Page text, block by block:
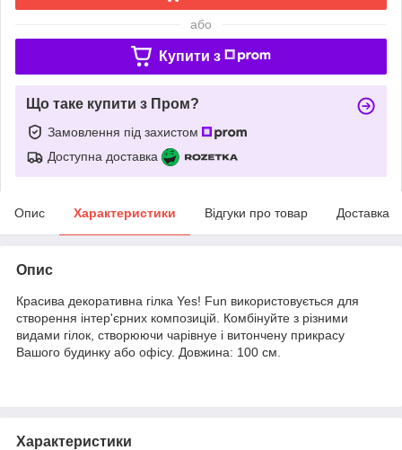
або
Купити з
Що таке купити з Пром?
Замовлення під захистом
Доступна доставка
Опис Характеристики Відгуки про товар Доставка
Опис
Красива декоративна гілка Yes! Fun використовується для
створення інтер'єрних композицій. Комбінуйте з різними
видами гілок, створюючи чарівнуе і витончену прикрасу
Вашого будинку або офісу. Довжина: 100 см.
Характеристики